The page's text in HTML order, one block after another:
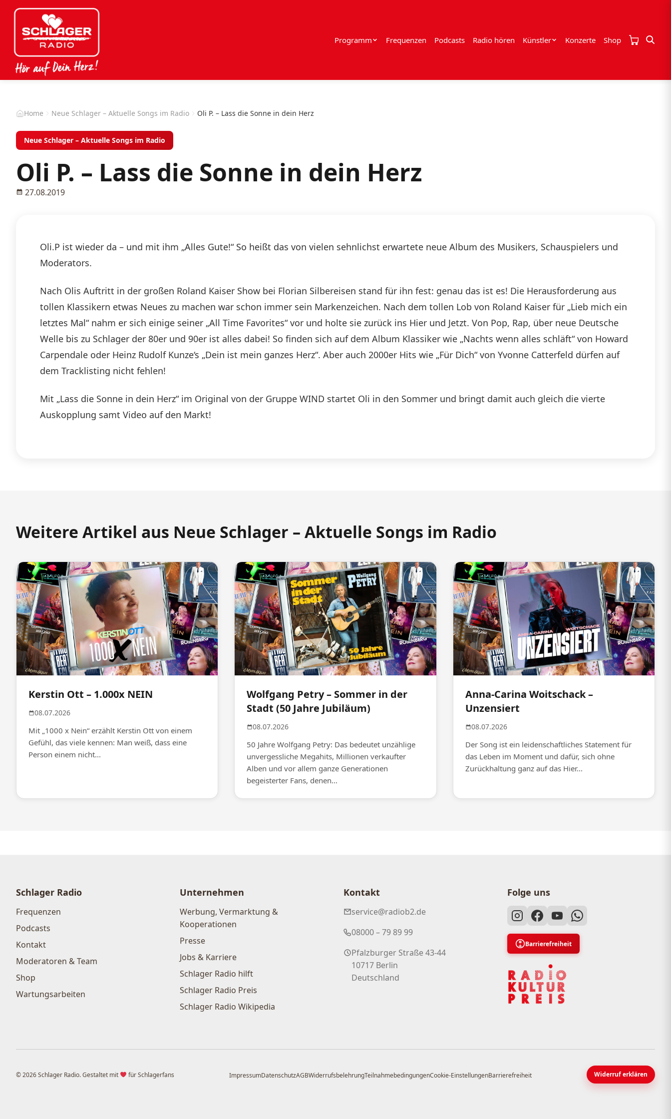
Programm Frequenzen Podcasts Radio hören Künstler Konzerte Shop
Home Neue Schlager – Aktuelle Songs im Radio Oli P. – Lass die Sonne in dein Herz
Neue Schlager – Aktuelle Songs im Radio
Oli P. – Lass die Sonne in dein Herz
27.08.2019
Oli.P ist wieder da – und mit ihm „Alles Gute!“ So heißt das von vielen sehnlichst erwartete neue Album des Musikers, Schauspielers und
Moderators.
Nach Olis Auftritt in der großen Roland Kaiser Show bei Florian Silbereisen stand für ihn fest: genau das ist es! Die Herausforderung aus
tollen Klassikern etwas Neues zu machen war schon immer sein Markenzeichen. Nach dem tollen Lob von Roland Kaiser für „Lieb mich ein
letztes Mal“ nahm er sich einige seiner „All Time Favorites“ vor und holte sie zurück ins Hier und Jetzt. Von Pop, Rap, über neue Deutsche
Welle bis zu Schlager der 80er und 90er ist alles dabei! So finden sich auf dem Album Klassiker wie „Nachts wenn alles schläft“ von Howard
Carpendale oder Heinz Rudolf Kunze‘s „Dein ist mein ganzes Herz“. Aber auch 2000er Hits wie „Für Dich“ von Yvonne Catterfeld dürfen auf
dem Tracklisting nicht fehlen!
Mit „Lass die Sonne in dein Herz“ im Original von der Gruppe WIND startet Oli in den Sommer und bringt damit auch gleich die vierte
Auskopplung samt Video auf den Markt!
Weitere Artikel aus Neue Schlager – Aktuelle Songs im Radio
Kerstin Ott – 1.000x NEIN
08.07.2026
Mit „1000 x Nein“ erzählt Kerstin Ott von einem
Gefühl, das viele kennen: Man weiß, dass eine
Person einem nicht...
Wolfgang Petry – Sommer in der
Stadt (50 Jahre Jubiläum)
08.07.2026
50 Jahre Wolfgang Petry: Das bedeutet unzählige
unvergessliche Megahits, Millionen verkaufter
Alben und vor allem ganze Generationen
begeisterter Fans, denen...
Anna-Carina Woitschack –
Unzensiert
08.07.2026
Der Song ist ein leidenschaftliches Statement für
das Leben im Moment und dafür, sich ohne
Zurückhaltung ganz auf das Hier...
Schlager Radio
Frequenzen
Podcasts
Kontakt
Moderatoren & Team
Shop
Wartungsarbeiten
Unternehmen
Werbung, Vermarktung &
Kooperationen
Presse
Jobs & Karriere
Schlager Radio hilft
Schlager Radio Preis
Schlager Radio Wikipedia
Kontakt
service@radiob2.de
08000 – 79 89 99
Pfalzburger Straße 43-44
10717 Berlin
Deutschland
Folge uns
Barrierefreiheit
© 2026 Schlager Radio. Gestaltet mit für Schlagerfans ImpressumDatenschutzAGBWiderrufsbelehrungTeilnahmebedingungenCookie-EinstellungenBarrierefreiheit Widerruf erklären